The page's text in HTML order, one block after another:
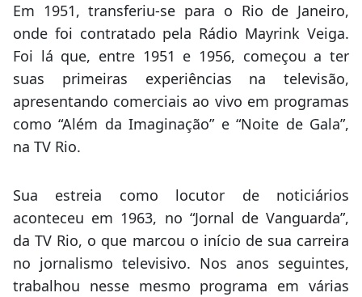
Em 1951, transferiu-se para o Rio de Janeiro,
onde foi contratado pela Rádio Mayrink Veiga.
Foi lá que, entre 1951 e 1956, começou a ter
suas primeiras experiências na televisão,
apresentando comerciais ao vivo em programas
como “Além da Imaginação” e “Noite de Gala”,
na TV Rio.
Sua estreia como locutor de noticiários
aconteceu em 1963, no “Jornal de Vanguarda”,
da TV Rio, o que marcou o início de sua carreira
no jornalismo televisivo. Nos anos seguintes,
trabalhou nesse mesmo programa em várias